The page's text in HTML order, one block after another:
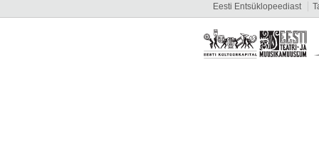
Eesti Entsüklopeediast